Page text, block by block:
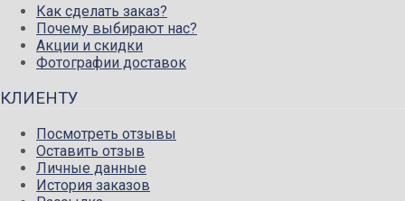
Как сделать заказ?
Почему выбирают нас?
Акции и скидки
Фотографии доставок
КЛИЕНТУ
Посмотреть отзывы
Оставить отзыв
Личные данные
История заказов